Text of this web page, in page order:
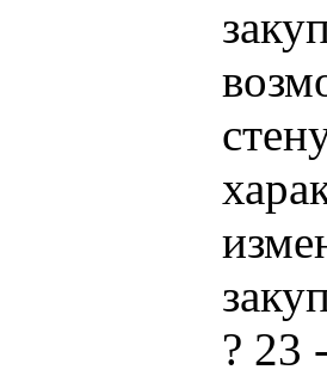
? 23